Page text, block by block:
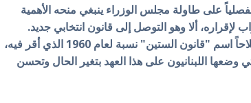
على طاولة مجلس الوزراء ينبغي منحه الأهمية
لإقراره، ألا وهو التوصل إلى قانون انتخابي جديد.
فالاستمرار بالقانون الانتخابي القائم الذي أُطلق عليه اصطلاحاً اسم "قانون الستين" نسبة لعام 1960 الذي أقر فيه،
اللبنانيون على هذا العهد بتغير الحال وتحسن